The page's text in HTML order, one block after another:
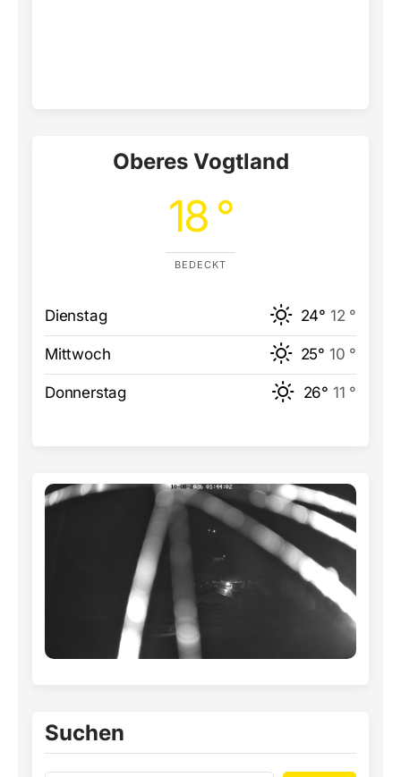
Oberes Vogtland
18 °
BEDECKT
Dienstag 24° 12 °
Mittwoch 25° 10 °
Donnerstag 26° 11 °
Suchen